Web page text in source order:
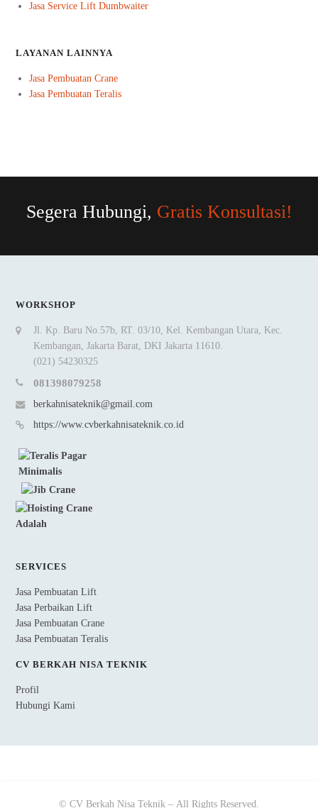
Jasa Service Lift Dumbwaiter
LAYANAN LAINNYA
Jasa Pembuatan Crane
Jasa Pembuatan Teralis
Segera Hubungi, Gratis Konsultasi!
WORKSHOP
Jl. Kp. Baru No.57b, RT. 03/10, Kel. Kembangan Utara, Kec.
Kembangan, Jakarta Barat, DKI Jakarta 11610.
(021) 54230325
081398079258
berkahnisateknik@gmail.com
https://www.cvberkahnisateknik.co.id
SERVICES
Jasa Pembuatan Lift
Jasa Perbaikan Lift
Jasa Pembuatan Crane
Jasa Pembuatan Teralis
CV BERKAH NISA TEKNIK
Profil
Hubungi Kami
© CV Berkah Nisa Teknik – All Rights Reserved.